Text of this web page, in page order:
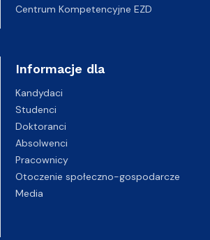
Centrum Kompetencyjne EZD
Informacje dla
Kandydaci
Studenci
Doktoranci
Absolwenci
Pracownicy
Otoczenie społeczno-gospodarcze
Media